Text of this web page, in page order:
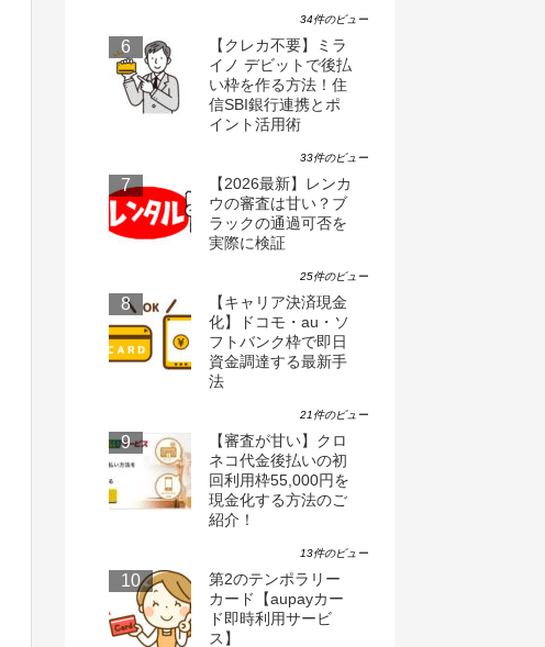
34件のビュー
【クレカ不要】ミラ
イノ デビットで後払
い枠を作る方法！住
信SBI銀行連携とポ
イント活用術
33件のビュー
【2026最新】レンカ
ウの審査は甘い？ブ
ラックの通過可否を
実際に検証
25件のビュー
【キャリア決済現金
化】ドコモ・au・ソ
フトバンク枠で即日
資金調達する最新手
法
21件のビュー
【審査が甘い】クロ
ネコ代金後払いの初
回利用枠55,000円を
現金化する方法のご
紹介！
13件のビュー
第2のテンポラリー
カード【aupayカー
ド即時利用サービ
ス】